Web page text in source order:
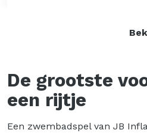
De grootste
een rijtje
Een zwembadspel van JB